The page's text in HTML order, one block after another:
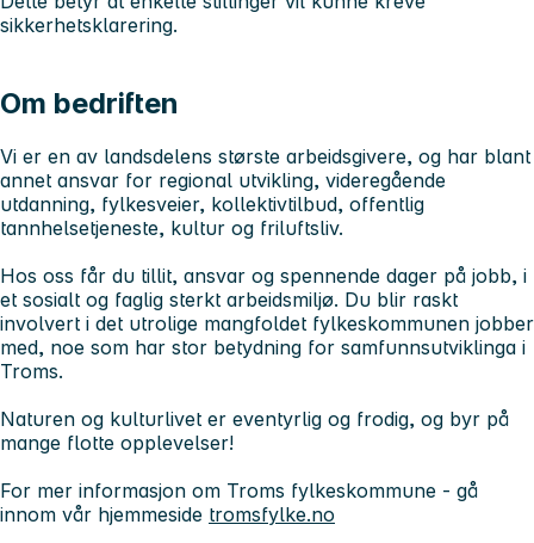
sikkerhetsklarering.
Om bedriften
Vi er en av landsdelens største arbeidsgivere, og har blant
annet ansvar for regional utvikling, videregående
utdanning, fylkesveier, kollektivtilbud, offentlig
tannhelsetjeneste, kultur og friluftsliv.
Hos oss får du tillit, ansvar og spennende dager på jobb, i
et sosialt og faglig sterkt arbeidsmiljø. Du blir raskt
involvert i det utrolige mangfoldet fylkeskommunen jobber
med, noe som har stor betydning for samfunnsutviklinga i
Troms.
Naturen og kulturlivet er eventyrlig og frodig, og byr på
mange flotte opplevelser!
For mer informasjon om Troms fylkeskommune - gå
innom vår hjemmeside tromsfylke.no